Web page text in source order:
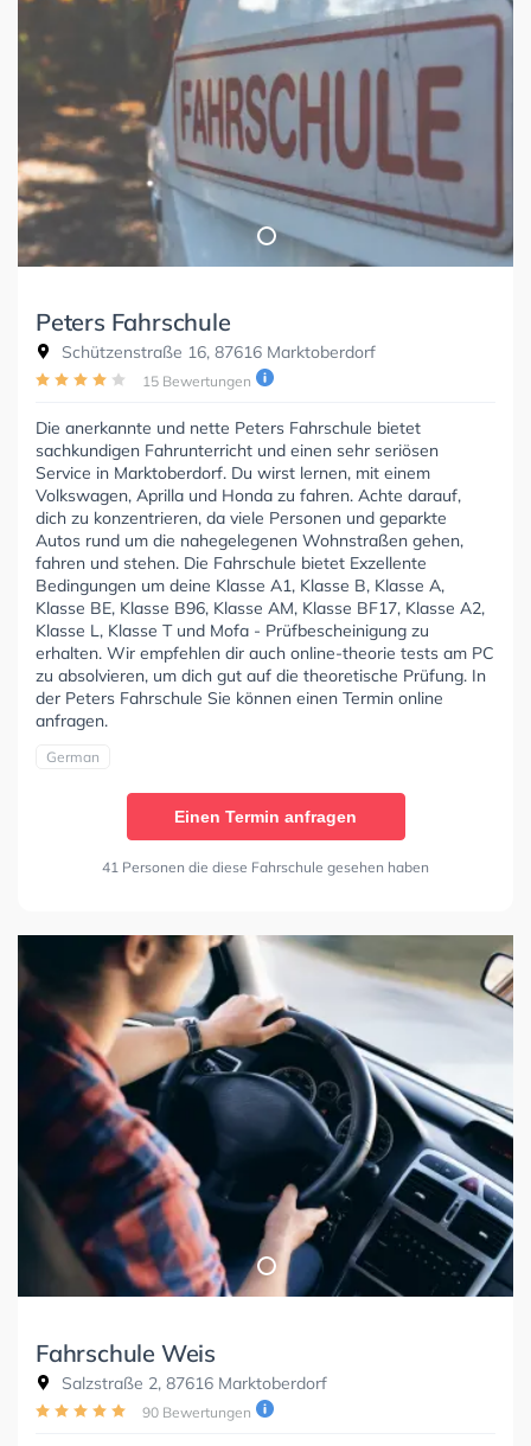
Peters Fahrschule
Schützenstraße 16, 87616 Marktoberdorf
15 Bewertungen
Die anerkannte und nette Peters Fahrschule bietet
sachkundigen Fahrunterricht und einen sehr seriösen
Service in Marktoberdorf. Du wirst lernen, mit einem
Volkswagen, Aprilla und Honda zu fahren. Achte darauf,
dich zu konzentrieren, da viele Personen und geparkte
Autos rund um die nahegelegenen Wohnstraßen gehen,
fahren und stehen. Die Fahrschule bietet Exzellente
Bedingungen um deine Klasse A1, Klasse B, Klasse A,
Klasse BE, Klasse B96, Klasse AM, Klasse BF17, Klasse A2,
Klasse L, Klasse T und Mofa - Prüfbescheinigung zu
erhalten. Wir empfehlen dir auch online-theorie tests am PC
zu absolvieren, um dich gut auf die theoretische Prüfung. In
der Peters Fahrschule Sie können einen Termin online
anfragen.
German
Einen Termin anfragen
41 Personen die diese Fahrschule gesehen haben
Fahrschule Weis
Salzstraße 2, 87616 Marktoberdorf
90 Bewertungen